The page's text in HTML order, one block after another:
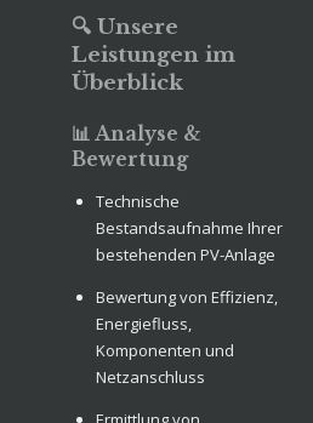
🔍 Unsere
Leistungen im
Überblick
📊 Analyse &
Bewertung
Technische
Bestandsaufnahme Ihrer
bestehenden PV-Anlage
Bewertung von Effizienz,
Energiefluss,
Komponenten und
Netzanschluss